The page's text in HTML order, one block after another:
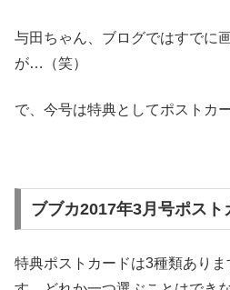
与田ちゃん、ブログではすでに
が…（笑）
で、今号は特典としてポストカ
ブブカ2017年3月号ポスト
特典ポストカードは3種類あり